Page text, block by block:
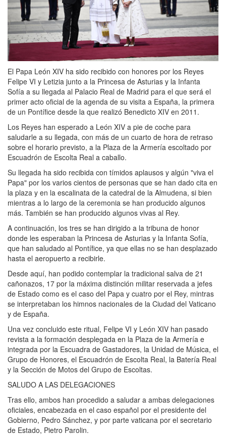
El Papa León XIV ha sido recibido con honores por los Reyes
Felipe VI y Letizia junto a la Princesa de Asturias y la Infanta
Sofía a su llegada al Palacio Real de Madrid para el que será el
primer acto oficial de la agenda de su visita a España, la primera
de un Pontífice desde la que realizó Benedicto XIV en 2011.
Los Reyes han esperado a León XIV a pie de coche para
saludarle a su llegada, con más de un cuarto de hora de retraso
sobre el horario previsto, a la Plaza de la Armería escoltado por
Escuadrón de Escolta Real a caballo.
Su llegada ha sido recibida con tímidos aplausos y algún "viva el
Papa" por los varios cientos de personas que se han dado cita en
la plaza y en la escalinata de la catedral de la Almudena, si bien
mientras a lo largo de la ceremonia se han producido algunos
más. También se han producido algunos vivas al Rey.
A continuación, los tres se han dirigido a la tribuna de honor
donde les esperaban la Princesa de Asturias y la Infanta Sofía,
que han saludado al Pontífice, ya que ellas no se han desplazado
hasta el aeropuerto a recibirle.
Desde aquí, han podido contemplar la tradicional salva de 21
cañonazos, 17 por la máxima distinción militar reservada a jefes
de Estado como es el caso del Papa y cuatro por el Rey, mintras
se interpretaban los himnos nacionales de la Ciudad del Vaticano
y de España.
Una vez concluido este ritual, Felipe VI y León XIV han pasado
revista a la formación desplegada en la Plaza de la Armería e
integrada por la Escuadra de Gastadores, la Unidad de Música, el
Grupo de Honores, el Escuadrón de Escolta Real, la Batería Real
y la Sección de Motos del Grupo de Escoltas.
SALUDO A LAS DELEGACIONES
Tras ello, ambos han procedido a saludar a ambas delegaciones
oficiales, encabezada en el caso español por el presidente del
Gobierno, Pedro Sánchez, y por parte vaticana por el secretario
de Estado, Pietro Parolin.